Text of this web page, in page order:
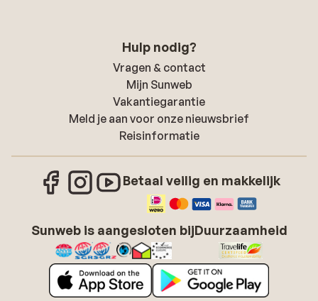
Hulp nodig?
Vragen & contact
Mijn Sunweb
Vakantiegarantie
Meld je aan voor onze nieuwsbrief
Reisinformatie
Betaal veilig en makkelijk
Sunweb is aangesloten bijDuurzaamheid